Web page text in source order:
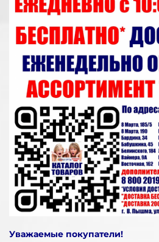
Уважаемые покупатели!